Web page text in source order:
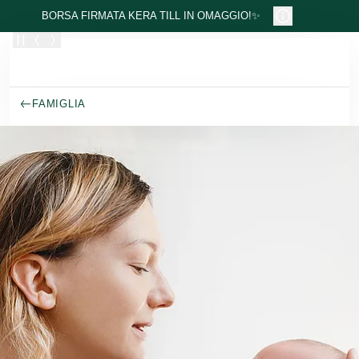
Passa al contenuto principale
BORSA FIRMATA KERA TILL IN OMAGGIO!✨
FAMIGLIA